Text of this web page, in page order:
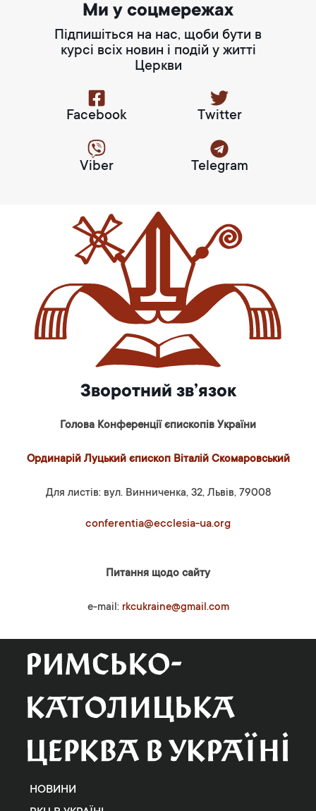
Ми у соцмережах
Підпишіться на нас, щоби бути в
курсі всіх новин і подій у житті
Церкви
Facebook Twitter
Viber Telegram
Зворотний зв’язок
Голова Конференції єпископів України
Ординарій Луцький єпископ Віталій Скомаровський
Для листів: вул. Винниченка, 32, Львів, 79008
conferentia@ecclesia-ua.org
Питання щодо сайту
e-mail: rkcukraine@gmail.com
НОВИНИ